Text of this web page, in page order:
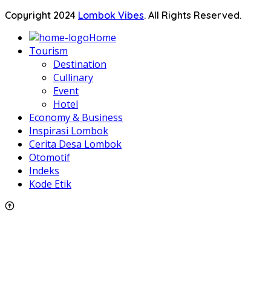
Copyright 2024 Lombok Vibes. All Rights Reserved.
Home
Tourism
Destination
Cullinary
Event
Hotel
Economy & Business
Inspirasi Lombok
Cerita Desa Lombok
Otomotif
Indeks
Kode Etik